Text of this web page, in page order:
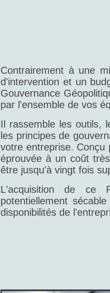
Contrairement à une
d'intervention et un
Gouvernance
par l'ensemble de vos
Il rassemble les outils,
les principes de
votre entreprise. Conçu
éprouvée à un coût
être jusqu'à vingt fois
L'acquisition de ce
potentiellement
disponibilités de